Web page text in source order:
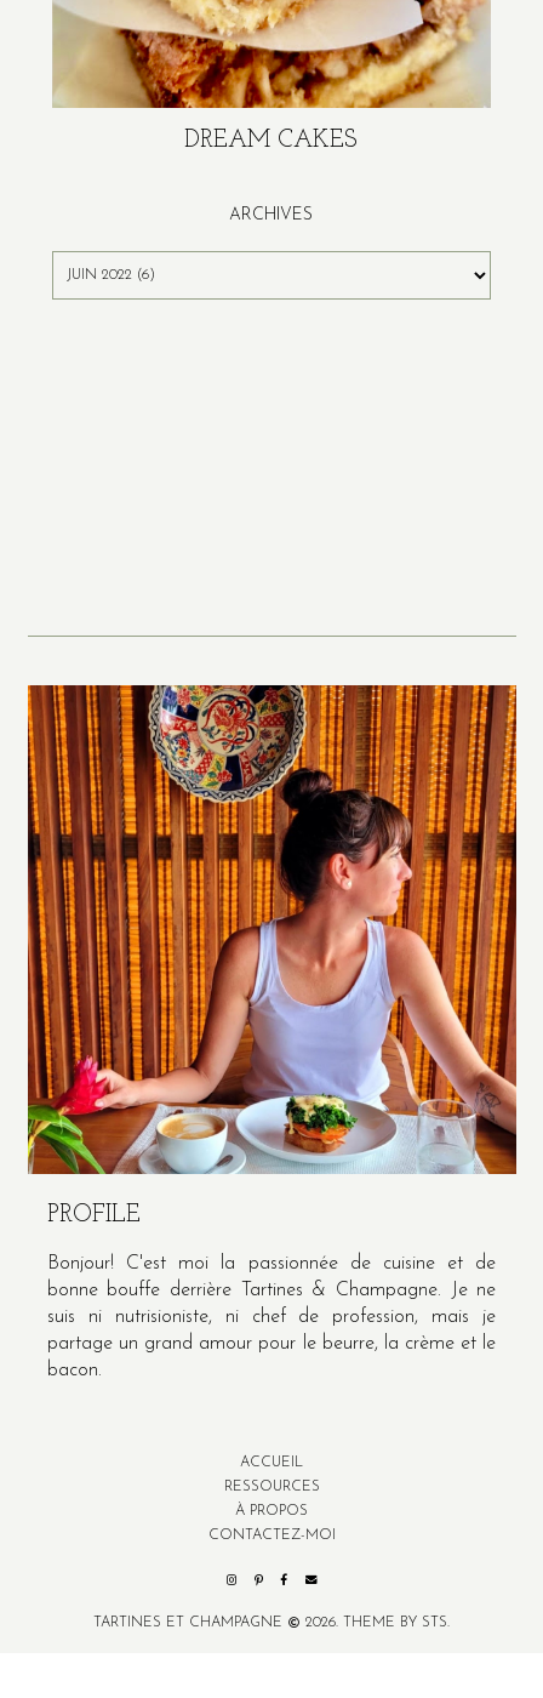
DREAM CAKES
ARCHIVES
PROFILE
Bonjour! C'est moi la passionnée de cuisine et de
bonne bouffe derrière Tartines & Champagne. Je ne
suis ni nutrisioniste, ni chef de profession, mais je
partage un grand amour pour le beurre, la crème et le
bacon.
ACCUEIL
RESSOURCES
À PROPOS
CONTACTEZ-MOI
TARTINES ET CHAMPAGNE 2026. THEME BY STS.